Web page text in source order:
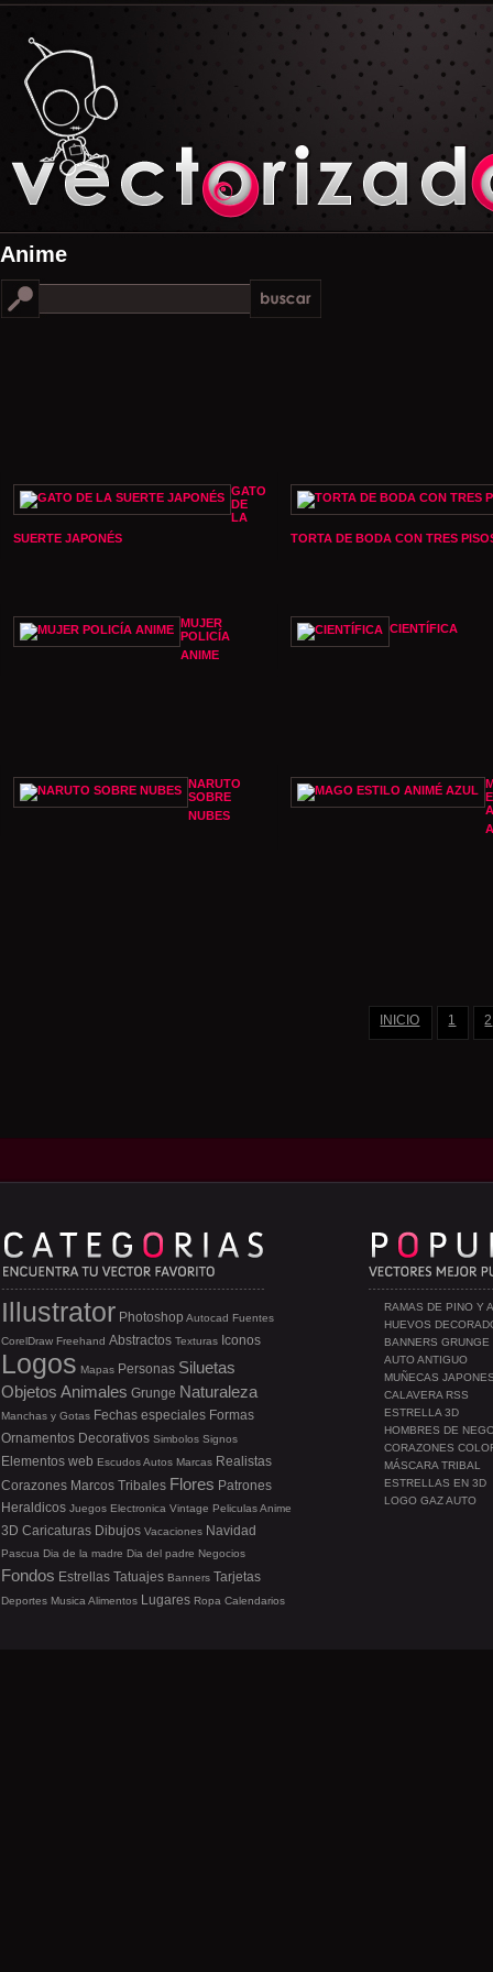
Anime
GATO
DE
LA
SUERTE JAPONÉS
TORTA DE BODA CON TRES
MUJER
POLICÍA
ANIME
CIENTÍFICA
NARUTO
SOBRE
NUBES
INICIO 1 2
RAMAS DE PINO Y
HUEVOS
BANNERS GRUNGE
AUTO ANTIGUO
MUÑECAS
CALAVERA RSS
ESTRELLA 3D
HOMBRES DE
CORAZONES
MÁSCARA TRIBAL
ESTRELLAS EN 3D
LOGO GAZ AUTO
Illustrator Photoshop Autocad Fuentes
CorelDraw Freehand Abstractos Texturas Iconos
Logos Mapas Personas Siluetas
Objetos Animales Grunge Naturaleza
Manchas y Gotas Fechas especiales Formas
Ornamentos Decorativos Simbolos Signos
Elementos web EscudosAutos Marcas Realistas
Corazones Marcos Tribales Flores Patrones
Heraldicos Juegos Electronica Vintage PeliculasAnime
3D Caricaturas Dibujos Vacaciones Navidad
Pascua Dia de la madre Dia del padre Negocios
Fondos Estrellas Tatuajes Banners Tarjetas
Deportes Musica Alimentos Lugares Ropa Calendarios